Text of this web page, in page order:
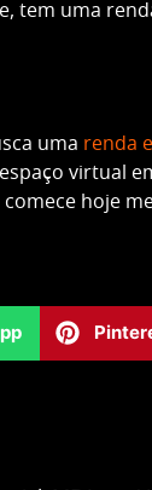
tem uma
uma renda
virtual
hoje